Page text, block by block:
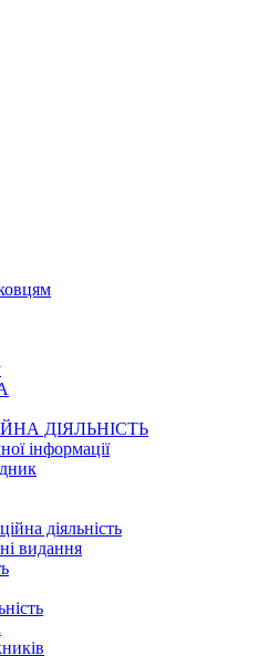
ДІЯЛЬНІСТЬ
інформації
діяльність
видання